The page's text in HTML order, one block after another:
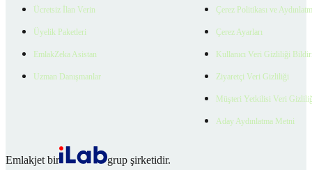
Ücretsiz İlan Verin
Üyelik Paketleri
EmlakZeka Asistan
Uzman Danışmanlar
Çerez Politikası ve
Çerez Ayarları
Kullanıcı Veri Gizliliği
Ziyaretçi Veri Gizliliği
Müşteri Yetkilisi Veri
Aday Aydınlatma Metni
Emlakjet bir
grup şirketidir.